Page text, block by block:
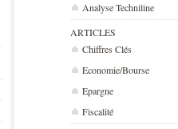
Analyse Techniline
ARTICLES
Chiffres Clés
Economie/Bourse
Epargne
Fiscalité